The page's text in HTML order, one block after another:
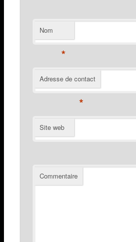
Nom
*
Adresse de contact
*
Site web
Commentaire